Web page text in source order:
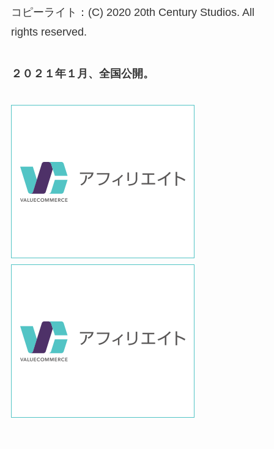
コピーライト：(C) 2020 20th Century Studios. All
rights reserved.
２０２１年１月、全国公開。